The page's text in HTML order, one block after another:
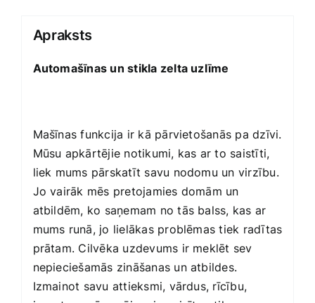
Apraksts
Automašīnas un stikla zelta uzlīme
Mašīnas funkcija ir kā pārvietošanās pa dzīvi.
Mūsu apkārtējie notikumi, kas ar to saistīti,
liek mums pārskatīt savu nodomu un virzību.
Jo vairāk mēs pretojamies domām un
atbildēm, ko saņemam no tās balss, kas ar
mums runā, jo lielākas problēmas tiek radītas
prātam. Cilvēka uzdevums ir meklēt sev
nepieciešamās zināšanas un atbildes.
Izmainot savu attieksmi, vārdus, rīcību,